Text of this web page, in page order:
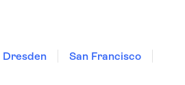
Dresden
San Francisco